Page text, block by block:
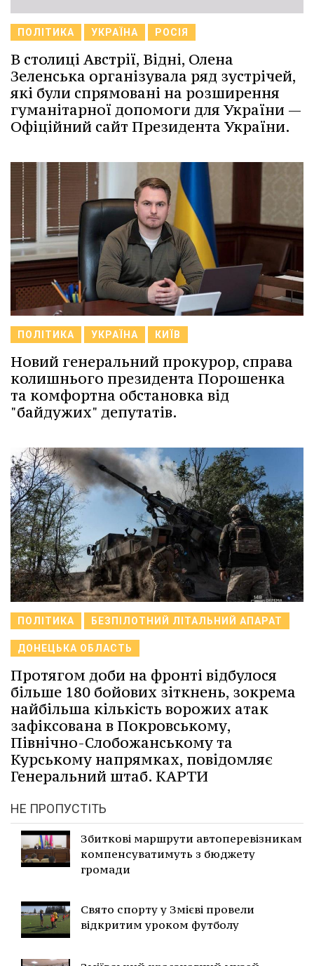
ПОЛІТИКА УКРАЇНА РОСІЯ
В столиці Австрії, Відні, Олена
Зеленська організувала ряд зустрічей,
які були спрямовані на розширення
гуманітарної допомоги для України —
Офіційний сайт Президента України.
ПОЛІТИКА УКРАЇНА КИЇВ
Новий генеральний прокурор, справа
колишнього президента Порошенка
та комфортна обстановка від
"байдужих" депутатів.
ПОЛІТИКА БЕЗПІЛОТНИЙ ЛІТАЛЬНИЙ АПАРАТ
ДОНЕЦЬКА ОБЛАСТЬ
Протягом доби на фронті відбулося
більше 180 бойових зіткнень, зокрема
найбільша кількість ворожих атак
зафіксована в Покровському,
Північно-Слобожанському та
Курському напрямках, повідомляє
Генеральний штаб. КАРТИ
НЕ ПРОПУСТІТЬ
Збиткові маршрути автоперевізникам
компенсуватимуть з бюджету
громади
Свято спорту у Змієві провели
відкритим уроком футболу